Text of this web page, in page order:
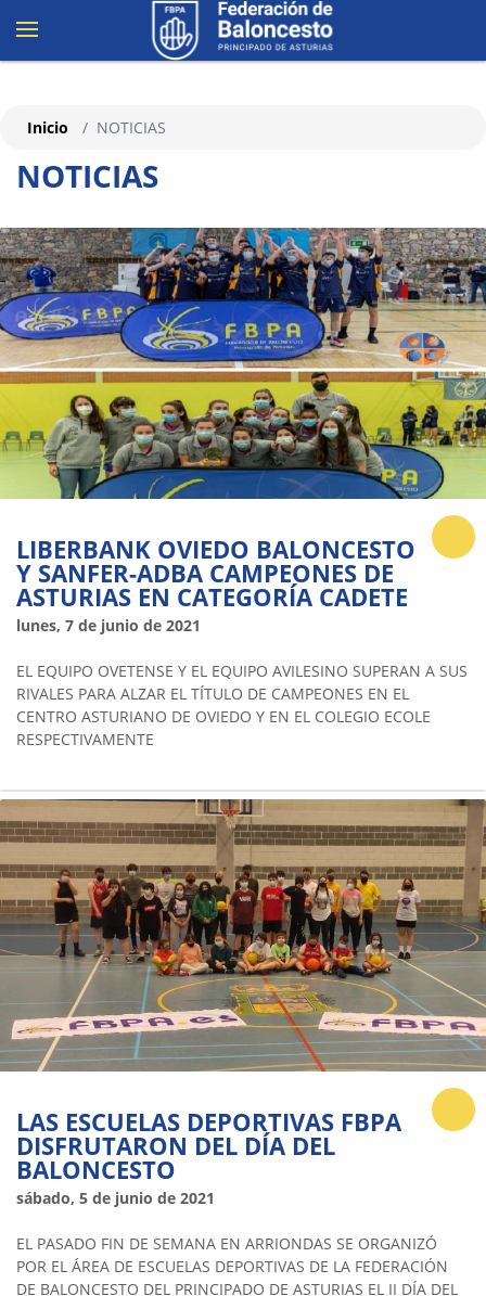
NOTICIAS
Inicio NOTICIAS
LIBERBANK OVIEDO BALONCESTO
Y SANFER-ADBA CAMPEONES DE
ASTURIAS EN CATEGORÍA CADETE
lunes, 7 de junio de 2021
EL EQUIPO OVETENSE Y EL EQUIPO AVILESINO SUPERAN A SUS
RIVALES PARA ALZAR EL TÍTULO DE CAMPEONES EN EL
CENTRO ASTURIANO DE OVIEDO Y EN EL COLEGIO ECOLE
RESPECTIVAMENTE
LAS ESCUELAS DEPORTIVAS FBPA
DISFRUTARON DEL DÍA DEL
BALONCESTO
sábado, 5 de junio de 2021
EL PASADO FIN DE SEMANA EN ARRIONDAS SE ORGANIZÓ
POR EL ÁREA DE ESCUELAS DEPORTIVAS DE LA FEDERACIÓN
DE BALONCESTO DEL PRINCIPADO DE ASTURIAS EL II DÍA DEL